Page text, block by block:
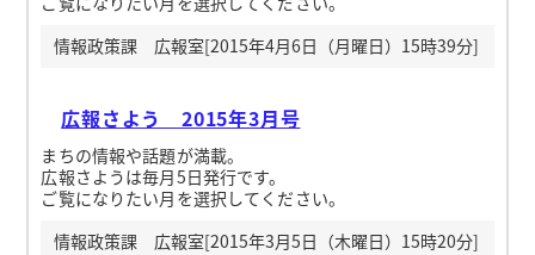
情報政策課 広報室[2015年4月6日（月曜日）15時39分]
広報さよう 2015年3月号
まちの情報や話題が満載。
広報さようは毎月5日発行です。
ご覧になりたい月を選択してください。
情報政策課 広報室[2015年3月5日（木曜日）15時20分]